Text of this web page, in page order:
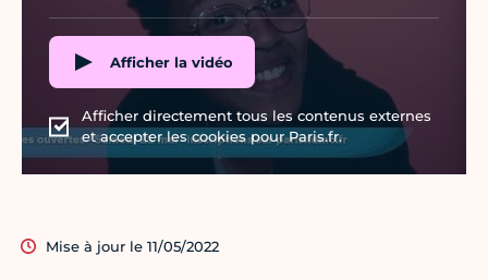
Afficher la vidéo
Afficher directement tous les contenus externes
et accepter les cookies pour Paris.fr.
Mise à jour le 11/05/2022